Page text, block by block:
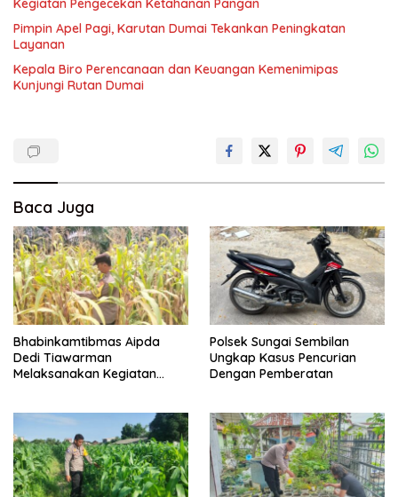
Kegiatan Pengecekan Ketahanan Pangan
Pimpin Apel Pagi, Karutan Dumai Tekankan Peningkatan
Layanan
Kepala Biro Perencanaan dan Keuangan Kemenimipas
Kunjungi Rutan Dumai
Baca Juga
Bhabinkamtibmas Aipda
Dedi Tiawarman
Melaksanakan Kegiatan
Polsek Sungai Sembilan
Ungkap Kasus Pencurian
Dengan Pemberatan